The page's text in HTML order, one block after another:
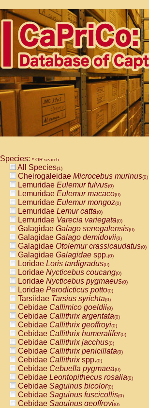
Species: * OR search
All Species(1)
Cheirogaleidae Microcebus murinus(0)
Lemuridae Eulemur fulvus(0)
Lemuridae Eulemur macaco(0)
Lemuridae Eulemur mongoz(0)
Lemuridae Lemur catta(0)
Lemuridae Varecia variegata(0)
Galagidae Galago senegalensis(0)
Galagidae Galago demidovii(0)
Galagidae Otolemur crassicaudatus(0)
Galagidae Galagidae spp.(0)
Loridae Loris tardigradus(0)
Loridae Nycticebus coucang(0)
Loridae Nycticebus pygmaeus(0)
Loridae Perodicticus potto(0)
Tarsiidae Tarsius syrichta(0)
Cebidae Callimico goeldii(0)
Cebidae Callithrix argentata(0)
Cebidae Callithrix geoffroyi(0)
Cebidae Callithrix humeralifer(0)
Cebidae Callithrix jacchus(0)
Cebidae Callithrix penicillata(0)
Cebidae Callithrixspp.(0)
Cebidae Cebuella pygmaea(0)
Cebidae Leontopithecus rosalia(0)
Cebidae Saguinus bicolor(0)
Cebidae Saguinus fuscicollis(0)
Cebidae Saguinus geoffroyi(0)